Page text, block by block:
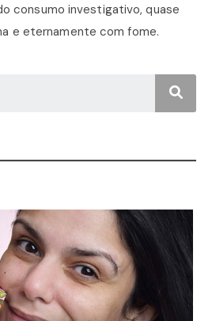
consumo investigativo, quase
e eternamente com fome.